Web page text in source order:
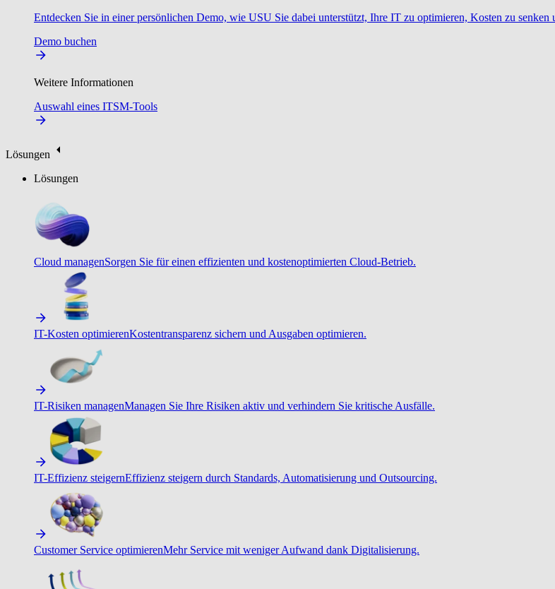
Entdecken Sie in einer persönlichen Demo, wie USU Sie dabei unterstützt, Ihre IT zu optimieren, Kosten zu senken
Demo buchen
Weitere Informationen
Auswahl eines ITSM-Tools
Lösungen
Lösungen
Cloud managenSorgen Sie für einen effizienten und kostenoptimierten Cloud-Betrieb.
IT-Kosten optimierenKostentransparenz sichern und Ausgaben optimieren.
IT-Risiken managenManagen Sie Ihre Risiken aktiv und verhindern Sie kritische Ausfälle.
IT-Effizienz steigernEffizienz steigern durch Standards, Automatisierung und Outsourcing.
Customer Service optimierenMehr Service mit weniger Aufwand dank Digitalisierung.